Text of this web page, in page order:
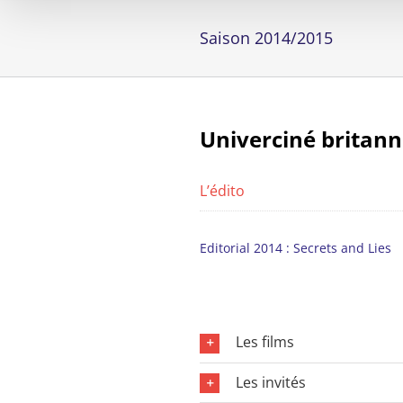
Saison 2014/2015
Univerciné
L’édito
Editorial 2014 : Secrets and Lies
Les films
Les invités